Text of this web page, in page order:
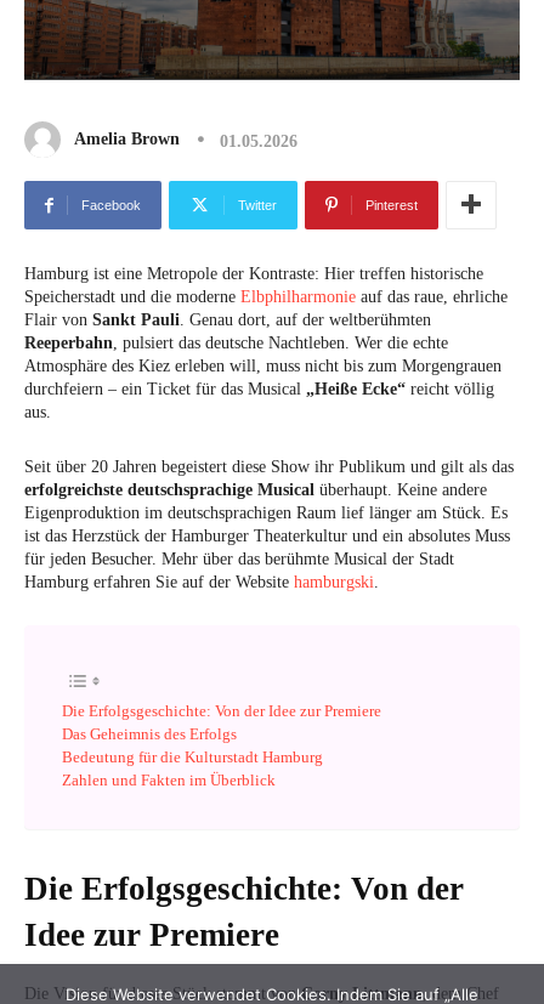
Diese Website verwendet Cookies. Indem Sie auf „Alle